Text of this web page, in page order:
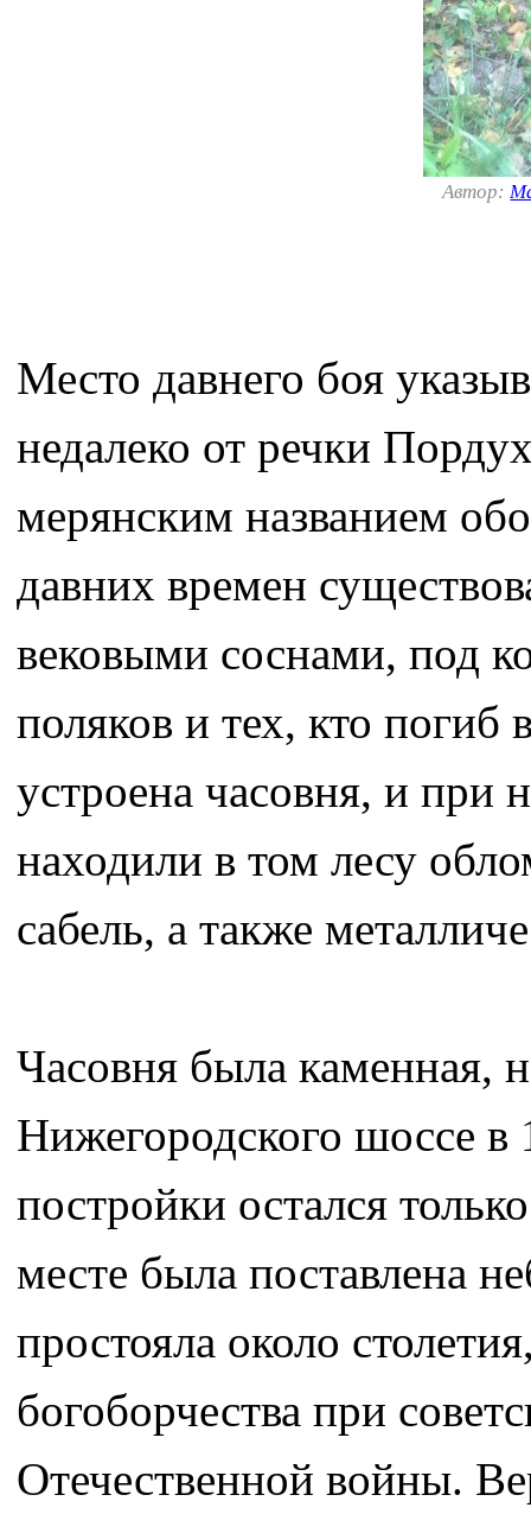
Автор:
Место давнего боя
недалеко от речки
мерянским названием
давних времен
вековыми соснами, под
поляков и тех, кто
устроена часовня, и при
находили в том лесу
сабель, а также
Часовня была каменная,
Нижегородского шоссе в
постройки остался
месте была поставлена
простояла около
богоборчества при
Отечественной войны.